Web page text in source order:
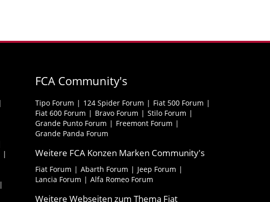
FCA Community's
Tipo Forum 124 Spider Forum
Fiat 500 Forum
Fiat 600 Forum
Bravo Forum
Stilo Forum
Grande Punto Forum
Freemont Forum
Grande Panda Forum
Weitere FCA Konzen Marken Community's
Fiat Forum Abarth Forum
Jeep Forum
Lancia Forum
Alfa Romeo Forum
Weitere Webseiten zum Thema Fiat